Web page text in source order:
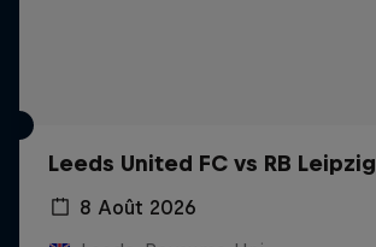
Leeds United FC vs RB Leipzig
8 Août 2026